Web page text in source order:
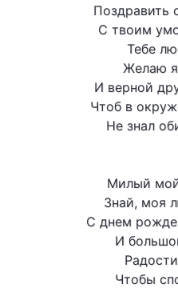
Поздравить
С твоим
Тебе
Желаю я
И верной
Чтоб в
Не знал
Милый
Знай, моя
С днем
И
Чтобы